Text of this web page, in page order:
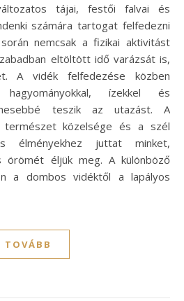
tájai, festői falvai és
számára tartogat felfedezni
nemcsak a fizikai aktivitást
eltöltött idő varázsát is,
A vidék felfedezése közben
ízekkel és
teszik az utazást. A
természet közelsége és a szél
élményekhez juttat minket,
örömét éljük meg. A különböző
a dombos vidéktől a lapályos
TOVÁBB